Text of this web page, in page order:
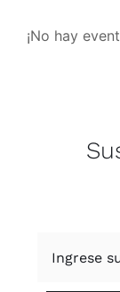
¡No hay